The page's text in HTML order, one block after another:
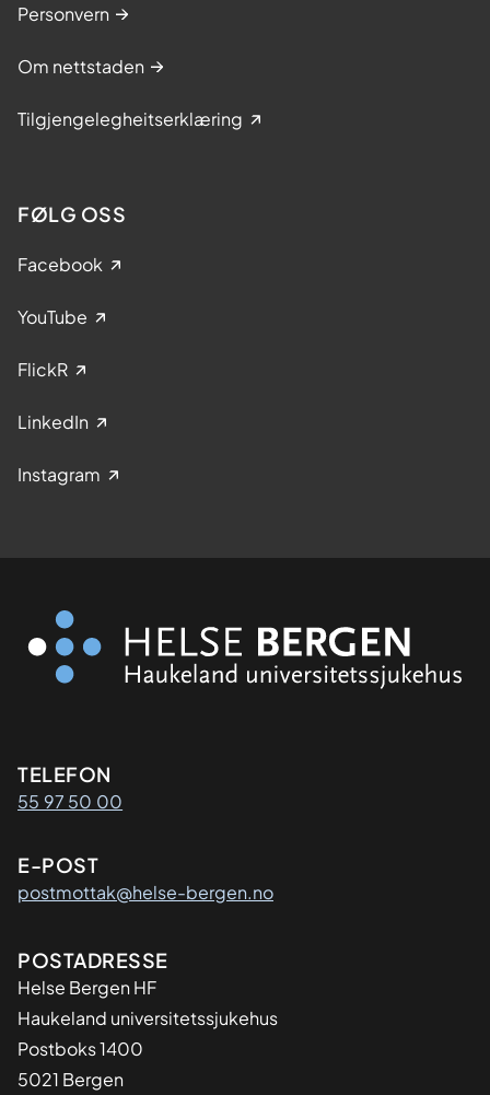
Personvern
Om nettstaden
Tilgjengelegheitserklæring
FØLG OSS
Facebook
YouTube
FlickR
LinkedIn
Instagram
Kontaktinformasjon
TELEFON
55 97 50 00
E-POST
postmottak@helse-bergen.no
Adresse
POSTADRESSE
Helse Bergen HF
Haukeland universitetssjukehus
Postboks 1400
5021 Bergen